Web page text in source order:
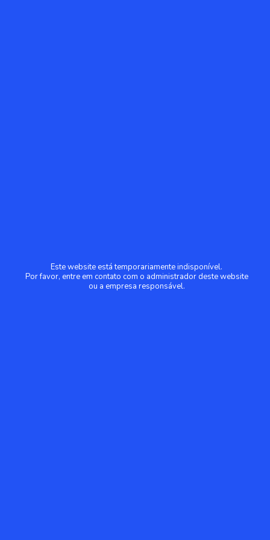
Este website está temporariamente indisponível.
Por favor, entre em contato com o administrador deste website
ou a empresa responsável.